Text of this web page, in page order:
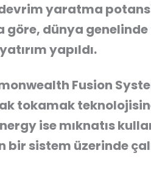
yaratma
göre, dünya
yapıldı.
Fusion
tokamak
ise mıknatıs
sistem üzerinde